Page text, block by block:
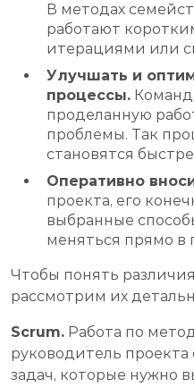
В методах
работают
итерациями или
Улучшать и
процессы.
проделанную
проблемы. Так
становятся
Оперативно
проекта, его
выбранные
меняться прямо в
Чтобы понять
рассмотрим их
Scrum. Работа по
руководитель
задач, которые нужно